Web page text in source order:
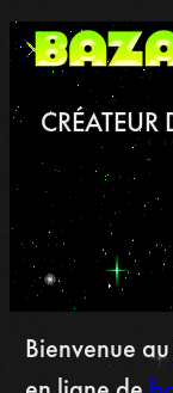
Bienvenue